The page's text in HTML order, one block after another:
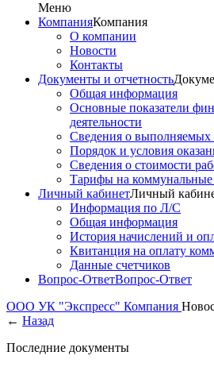
Меню
КомпанияКомпания
О компании
Новости
Контакты
Документы и отчетность
Общая информация
Основные показатели
деятельности
Сведения о выполняемых
Порядок и условия
Сведения о стоимости
Тарифы на коммунальные
Личный кабинетЛичный
Информация по Л/С
Общая информация
История начислений и
Квитанция на оплату
Данные счетчиков
Вопрос-ОтветВопрос-Ответ
ООО УК "Экспресс" Компания
← Назад
Последние документы